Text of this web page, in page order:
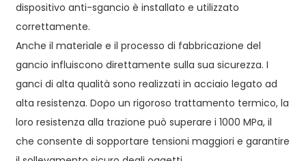
dispositivo anti-sgancio è installato e utilizzato
correttamente.
Anche il materiale e il processo di fabbricazione del
gancio influiscono direttamente sulla sua sicurezza. I
ganci di alta qualità sono realizzati in acciaio legato ad
alta resistenza. Dopo un rigoroso trattamento termico, la
loro resistenza alla trazione può superare i 1000 MPa, il
che consente di sopportare tensioni maggiori e garantire